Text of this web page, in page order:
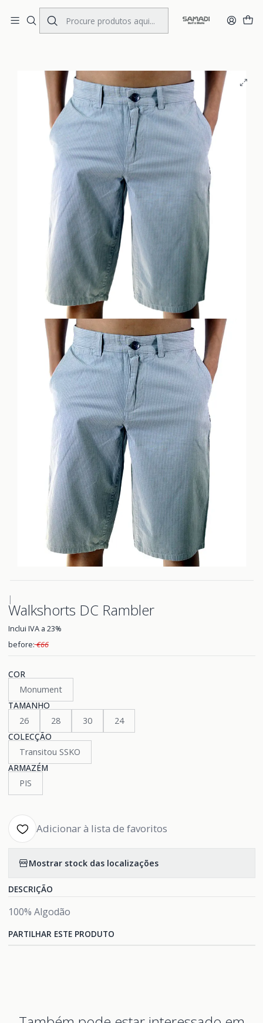
Portes Gratis Portugal e Espanha
KIDS CLOTHING Walkshorts Walkshorts DC Rambler
|
Walkshorts DC Rambler
Inclui IVA a 23%
before:€66
COR
Monument
TAMANHO
26
28 30
24
COLECÇÃO
Transitou SSKO
ARMAZÉM
PIS
Adicionar à lista de favoritos
Mostrar stock das localizações
DESCRIÇÃO
100% Algodão
PARTILHAR ESTE PRODUTO